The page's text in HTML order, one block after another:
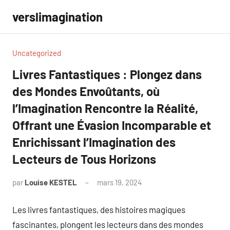
contenu
verslimagination
Uncategorized
Livres Fantastiques : Plongez dans
des Mondes Envoûtants, où
l’Imagination Rencontre la Réalité,
Offrant une Évasion Incomparable et
Enrichissant l’Imagination des
Lecteurs de Tous Horizons
par Louise KESTEL mars 19, 2024
Les livres fantastiques, des histoires magiques
fascinantes, plongent les lecteurs dans des mondes